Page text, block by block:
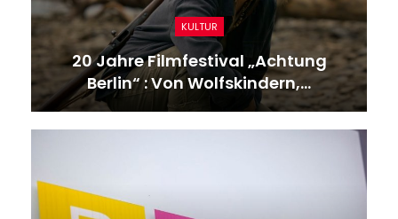
KULTUR
20 Jahre Filmfestival „Achtung
Berlin“ : Von Wolfskindern,…